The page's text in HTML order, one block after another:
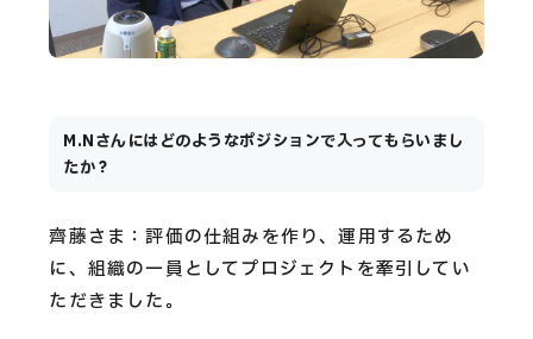
M.Nさんにはどのようなポジションで入ってもらいまし
たか？
齊藤さま：評価の仕組みを作り、運用するため
に、組織の一員としてプロジェクトを牽引してい
ただきました。